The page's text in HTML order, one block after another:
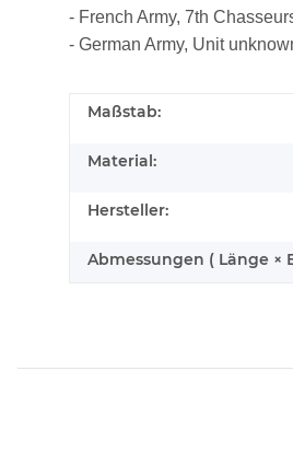
- French Army, 7th
- German Army, Unit
Maßstab:
Material:
Hersteller:
Abmessungen ( Länge ×